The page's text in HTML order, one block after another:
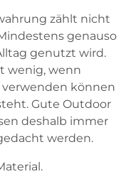
zählt nicht
genauso
genutzt wird.
wenig, wenn
können
Gute Outdoor
deshalb immer
werden.